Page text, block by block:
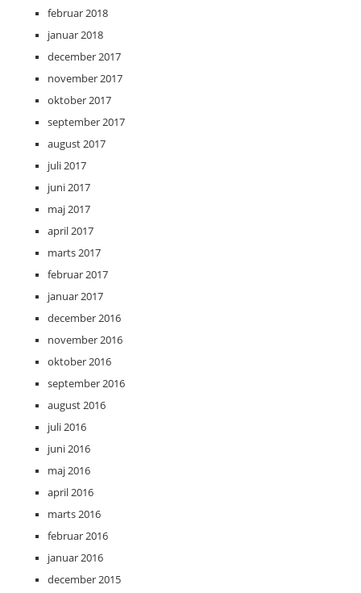
februar 2018
januar 2018
december 2017
november 2017
oktober 2017
september 2017
august 2017
juli 2017
juni 2017
maj 2017
april 2017
marts 2017
februar 2017
januar 2017
december 2016
november 2016
oktober 2016
september 2016
august 2016
juli 2016
juni 2016
maj 2016
april 2016
marts 2016
februar 2016
januar 2016
december 2015